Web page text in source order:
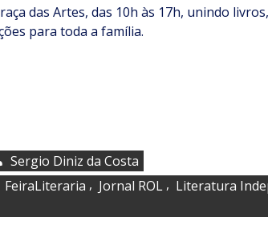
das Artes, das 10h às 17h, unindo
para toda a família.
Sergio Diniz da Costa
FeiraLiteraria , Jornal ROL , Literatura